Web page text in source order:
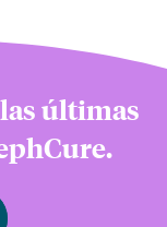
últimas